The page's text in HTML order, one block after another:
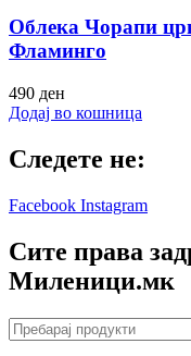
Облека Чорапи
Фламинго
490 ден
Додај во кошница
Следете не:
Facebook Instagram
Сите права
Mиленици.мк